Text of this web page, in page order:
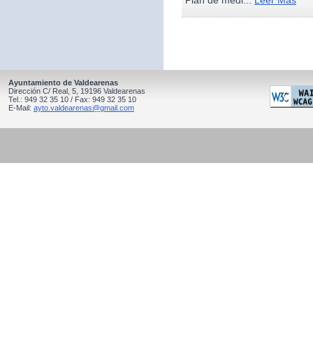
Ayuntamiento de Valdearenas
Dirección C/ Real, 5, 19196 Valdearenas
Tel.: 949 32 35 10 / Fax: 949 32 35 10
E-Mail: ayto.valdearenas@gmail.com